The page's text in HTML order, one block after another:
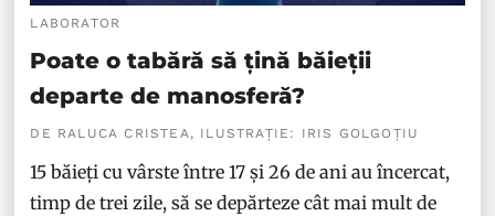
LABORATOR
Poate o tabără să țină băieții
departe de manosferă?
DE RALUCA CRISTEA, ILUSTRAȚIE: IRIS GOLGOȚIU
15 băieți cu vârste între 17 și 26 de ani au încercat,
timp de trei zile, să se depărteze cât mai mult de